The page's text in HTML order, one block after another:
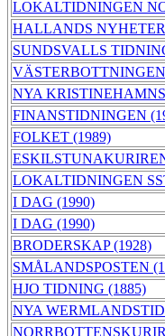
LOKALTIDNINGEN
HALLANDS NYHETER
SUNDSVALLS
NYA
FINANSTIDNINGEN
FOLKET (1989)
LOKALTIDNINGEN
I DAG (1990)
I DAG (1990)
BRODERSKAP (1928)
SMÅLANDSPOSTEN
HJO TIDNING (1885)
NYA